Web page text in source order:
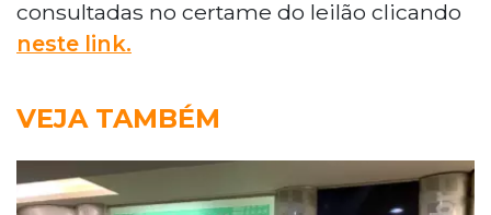
consultadas no certame do leilão clicando
neste link.
VEJA TAMBÉM